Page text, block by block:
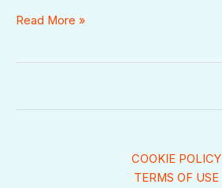
Read More »
COOKIE POLICY
TERMS OF USE